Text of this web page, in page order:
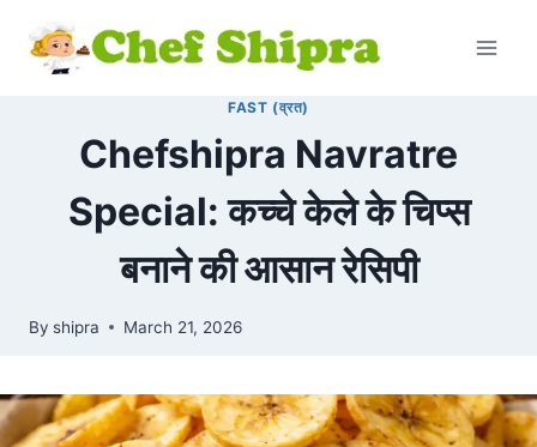
FAST (व्रत)
Chefshipra Navratre
Special: कच्चे केले के चिप्स
बनाने की आसान रेसिपी
By shipra March 21, 2026